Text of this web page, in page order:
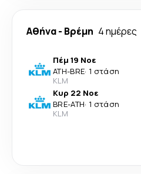
Αθήνα- Βρέμη 4 ημέρες
Πέμ 19 Νοε
ATH-BRE· 1 στάση
KLM
Κυρ 22 Νοε
BRE-ATH· 1 στάση
KLM